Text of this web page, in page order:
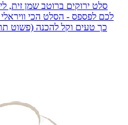
סלט ירוקים ברוטב שמן זית,
לכם לפספס - הסלט הכי
כך טעים וקל להכנה (פשוט